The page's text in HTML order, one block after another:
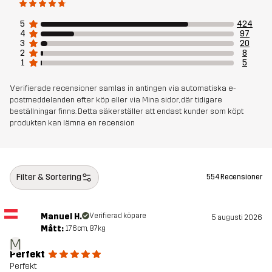
Skapad för ALL-ROUND LÖPNING OCH TRÄNING
Artikelnummer 10975_2893
5
424
4
97
3
20
2
8
1
5
Verifierade recensioner samlas in antingen via automatiska e-
postmeddelanden efter köp eller via Mina sidor, där tidigare
beställningar finns. Detta säkerställer att endast kunder som köpt
produkten kan lämna en recension
Filter & Sortering 554 Recensioner
M
Manuel H. Verifierad köpare 5 augusti 2026
Mått: 176cm, 87kg
Perfekt
Perfekt